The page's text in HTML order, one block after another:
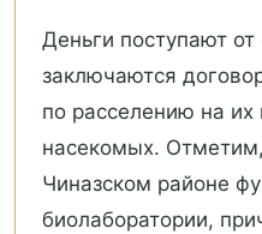
Деньги поступают
заключаются
по расселению на их
насекомых.
Чиназском районе
биолаборатории,